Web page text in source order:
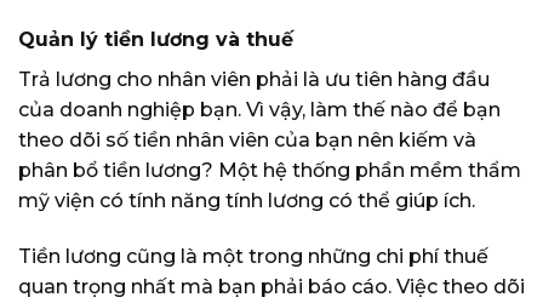
Quản lý tiền lương và thuế
Trả lương cho nhân viên phải là ưu tiên hàng đầu
của doanh nghiệp bạn. Vì vậy, làm thế nào để bạn
theo dõi số tiền nhân viên của bạn nên kiếm và
phân bổ tiền lương? Một hệ thống phần mềm thẩm
mỹ viện có tính năng tính lương có thể giúp ích.
Tiền lương cũng là một trong những chi phí thuế
quan trọng nhất mà bạn phải báo cáo. Việc theo dõi